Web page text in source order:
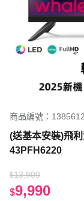
商品編號：
(送基本安裝)飛
43PFH6220
$13,900
$9,990